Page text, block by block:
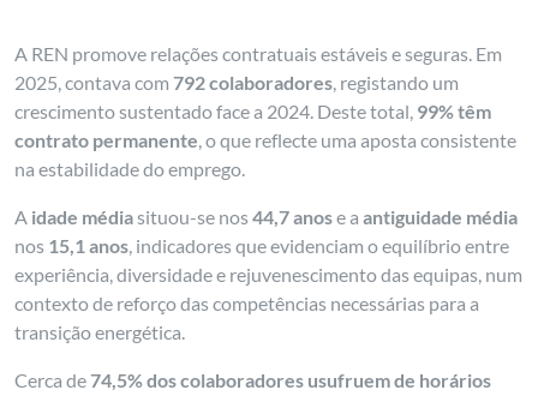
A REN promove relações contratuais estáveis e seguras. Em
2025, contava com792 colaboradores, registando um
crescimento sustentado face a 2024. Deste total, 99% têm
contrato permanente, o que reflecte uma aposta consistente
na estabilidade do emprego.
A idade médiasituou-se nos44,7 anose aantiguidade média
nos 15,1 anos, indicadores que evidenciam o equilíbrio entre
experiência, diversidade e rejuvenescimento das equipas, num
contexto de reforço das competências necessárias para a
transição energética.
Cerca de74,5% dos colaboradores usufruem de horários